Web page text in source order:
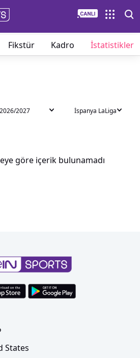
Fikstür Kadro İstatistikler
2026/2027 İspanya LaLiga
göre içerik bulunamadı
States